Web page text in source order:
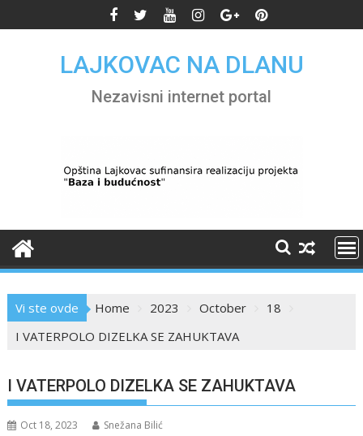
to
LAJKOVAC NA DLANU
Nezavisni internet portal
Vi ste ovde Home 2023 October
18
I VATERPOLO DIZELKA SE ZAHUKTAVA
I VATERPOLO DIZELKA SE ZAHUKTAVA
Oct 18, 2023 Snežana Bilić